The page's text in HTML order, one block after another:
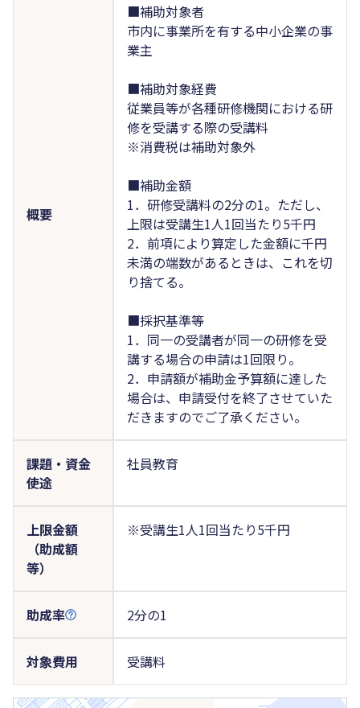
概要
■補助対象者
市内に事業所を有する中小企業の事
業主
■補助対象経費
従業員等が各種研修機関における研
修を受講する際の受講料
※消費税は補助対象外
■補助金額
1．研修受講料の2分の1。ただし、
上限は受講生1人1回当たり5千円
2．前項により算定した金額に千円
未満の端数があるときは、これを切
り捨てる。
■採択基準等
1．同一の受講者が同一の研修を受
講する場合の申請は1回限り。
2．申請額が補助金予算額に達した
場合は、申請受付を終了させていた
だきますのでご了承ください。
課題・資金
使途
社員教育
上限金額
（助成額
等）
※受講生1人1回当たり5千円
助成率 2分の1
対象費用 受講料